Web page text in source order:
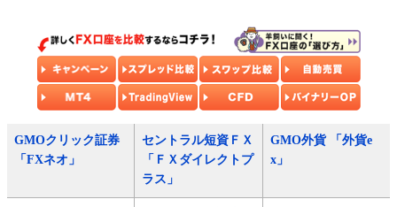
GMOクリック証券
「FXネオ」
セントラル短資ＦＸ
「ＦＸダイレクトプ
ラス」
GMO外貨 「外貨e
x」